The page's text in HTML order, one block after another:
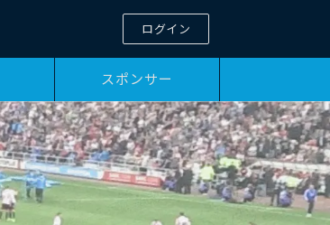
ログイン
スポンサー